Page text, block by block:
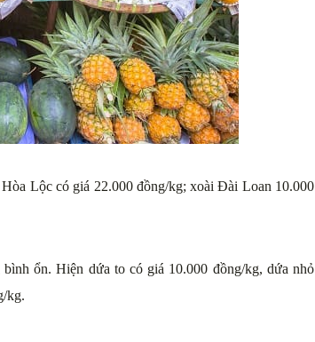
Lộc có giá 22.000 đồng/kg; xoài Đài Loan 10.000
ổn. Hiện dứa to có giá 10.000 đồng/kg, dứa nhỏ
kg.